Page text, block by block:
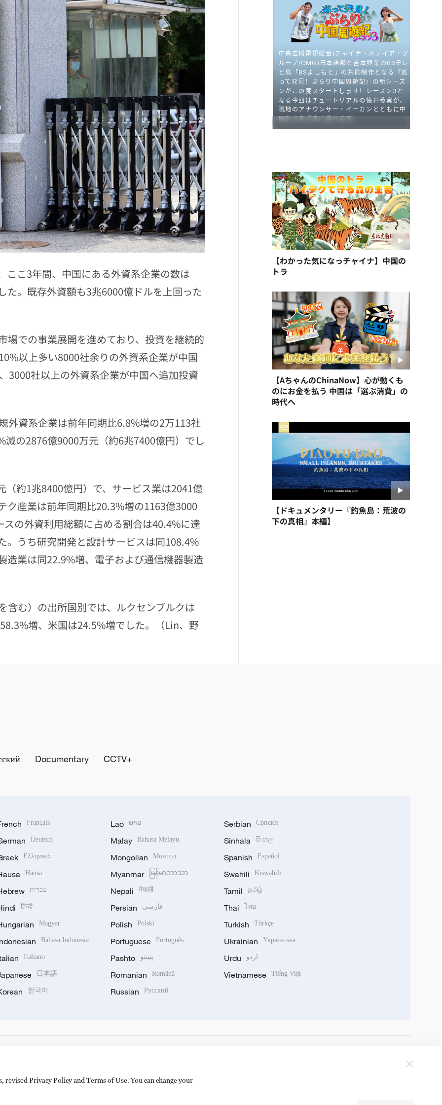
ここ3年間、中国にある外資系企業の数は
た。既存外資額も3兆6000億ドルを上回った
での事業展開を進めており、投資を継続的
以上多い8000社余りの外資系企業が中国
3000社以上の外資系企業が中国へ追加投資
外資系企業は前年同期比6.8%増の2万113社
の2876億9000万元（約6兆7400億円）でし
約1兆8400億円）で、サービス業は2041億
ク産業は前年同期比20.3%増の1163億3000
の外資利用総額に占める割合は40.4%に達
。うち研究開発と設計サービスは同108.4%
造業は同22.9%増、電子および通信機器製造
含む）の出所国別では、ルクセンブルクは
増、米国は24.5%増でした。（Lin、野
【わかった気になっチャイナ】中国の
トラ
【AちゃんのChinaNow】心が動くも
のにお金を払う 中国は「選ぶ消費」の
時代へ
【ドキュメンタリー『釣魚島：荒波の
下の真相』本編】
Documentary CCTV+
Français
Deutsch
Ελληνικά
Hausa
עברית
हिन्दी
Magyar
Bahasa Indonesia
Italiano
日本語
한국어
Lao ລາວ
Malay Bahasa Melayu
Mongolian Монгол
Myanmar မြန်မာဘာသာ
Nepali नेपाली
Persian فارسی
Polish Polski
Portuguese Português
Pashto پښتو
Romanian Română
Russian Русский
Serbian Српски
Sinhala සිංහල
Spanish Español
Swahili Kiswahili
Tamil தமிழ்
Thai ไทย
Turkish Türkçe
Ukrainian Українська
Urdu اردو
Vietnamese Tiếng Việt
Privacy Policy and Terms of Use. You can change your